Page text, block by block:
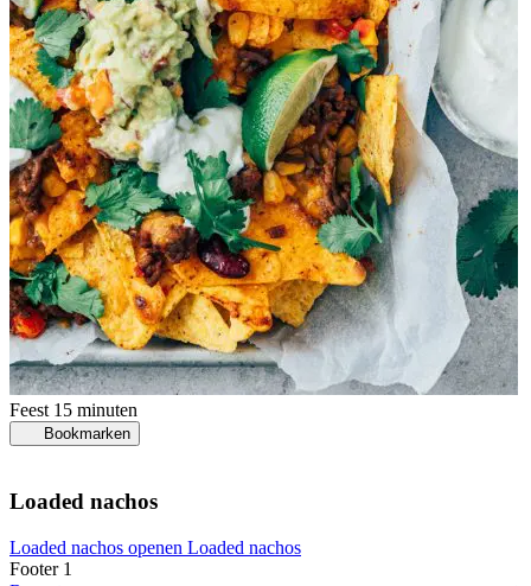
Feest 15 minuten
Bookmarken
Loaded nachos
Loaded nachos openen Loaded nachos
Footer 1